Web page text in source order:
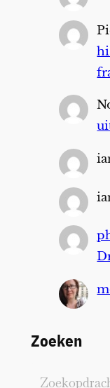
Zoeken